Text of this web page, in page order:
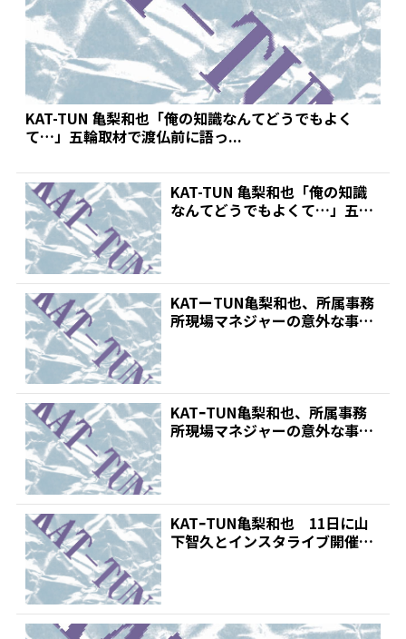
KAT-TUN 亀梨和也「俺の知識なんてどうでもよく
て…」五輪取材で渡仏前に語っ...
KAT-TUN 亀梨和也「俺の知識
なんてどうでもよくて…」五輪
KATーTUN亀梨和也、所属事務
所現場マネジャーの意外な事実
KATｰTUN亀梨和也、所属事務
所現場マネジャーの意外な事実
KATｰTUN亀梨和也 11日に山
下智久とインスタライブ開催決